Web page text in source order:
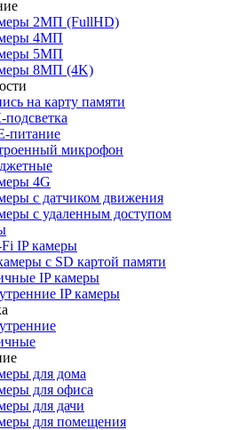
2МП (FullHD)
4МП
5МП
8МП (4K)
на карту памяти
питание
микрофон
4G
с датчиком движения
с удаленным доступом
IP камеры
с SD картой памяти
IP камеры
IP камеры
для дома
для офиса
для дачи
для помещения